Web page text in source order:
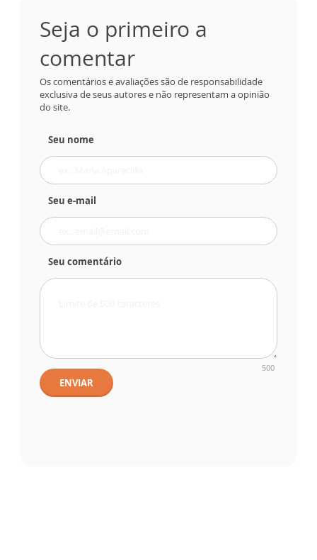
Seja o primeiro a
comentar
Os comentários e avaliações são de responsabilidade
exclusiva de seus autores e não representam a opinião
do site.
Seu nome
Seu e-mail
Seu comentário
500
ENVIAR